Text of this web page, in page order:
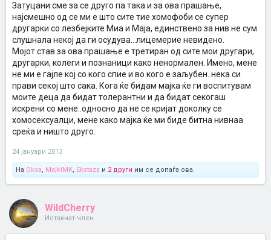
Затуцани сме за се друго па така и за ова прашање,
најсмешно од се ми е што сите тие хомофоби се супер
другарки со лезбејките Миа и Маја, единствено за нив не сум
слушнала некој да ги осудува...лицемерие невидено.
Мојот став за ова прашање е третиран од сите мои другари,
другарки, колеги и познаници како ненормален. Имено, мене
не ми е гајле кој со кого спие и во кого е заљубен..нека си
прави секој што сака. Кога ќе бидам мајка ќе ги воспитувам
моите деца да бидат толерантни и да бидат секогаш
искрени со мене..односно да не се кријат доколку се
хомосексуалци, мене како мајка ќе ми биде битна нивнаа
среќа и ништо друго.
24 јануари 2013
На Oksa, MajklMK, Ekstaza и 2 други им се допаѓа ова.
WildCherry
Истакнат член